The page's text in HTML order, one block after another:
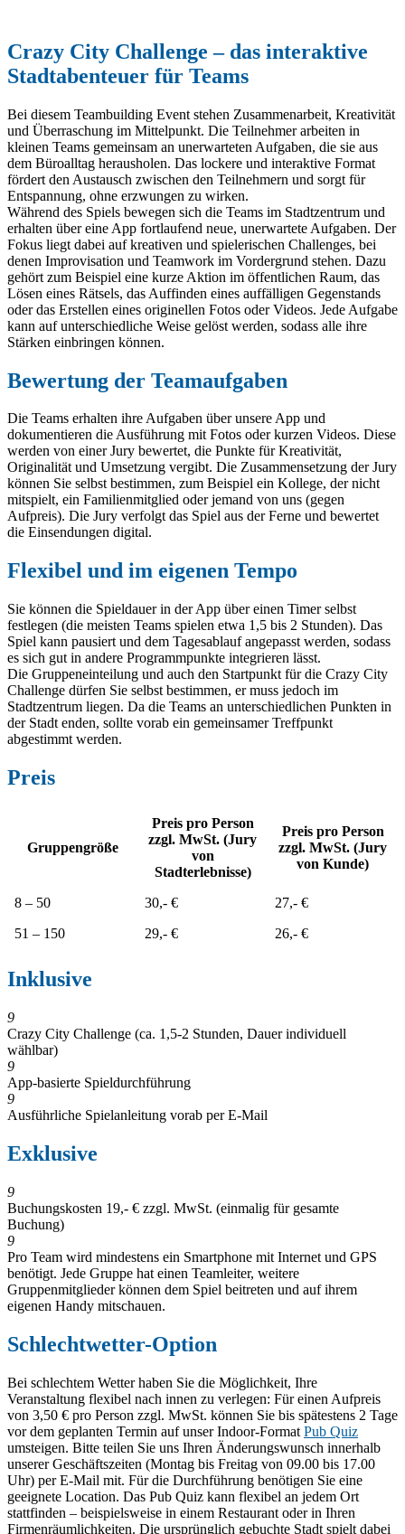
Crazy City Challenge – das interaktive
Stadtabenteuer für Teams
Bei diesem Teambuilding Event stehen Zusammenarbeit, Kreativität
und Überraschung im Mittelpunkt. Die Teilnehmer arbeiten in
kleinen Teams gemeinsam an unerwarteten Aufgaben, die sie aus
dem Büroalltag herausholen. Das lockere und interaktive Format
fördert den Austausch zwischen den Teilnehmern und sorgt für
Entspannung, ohne erzwungen zu wirken.
Während des Spiels bewegen sich die Teams im Stadtzentrum und
erhalten über eine App fortlaufend neue, unerwartete Aufgaben. Der
Fokus liegt dabei auf kreativen und spielerischen Challenges, bei
denen Improvisation und Teamwork im Vordergrund stehen. Dazu
gehört zum Beispiel eine kurze Aktion im öffentlichen Raum, das
Lösen eines Rätsels, das Auffinden eines auffälligen Gegenstands
oder das Erstellen eines originellen Fotos oder Videos. Jede Aufgabe
kann auf unterschiedliche Weise gelöst werden, sodass alle ihre
Stärken einbringen können.
Bewertung der Teamaufgaben
Die Teams erhalten ihre Aufgaben über unsere App und
dokumentieren die Ausführung mit Fotos oder kurzen Videos. Diese
werden von einer Jury bewertet, die Punkte für Kreativität,
Originalität und Umsetzung vergibt. Die Zusammensetzung der Jury
können Sie selbst bestimmen, zum Beispiel ein Kollege, der nicht
mitspielt, ein Familienmitglied oder jemand von uns (gegen
Aufpreis). Die Jury verfolgt das Spiel aus der Ferne und bewertet
die Einsendungen digital.
Flexibel und im eigenen Tempo
Sie können die Spieldauer in der App über einen Timer selbst
festlegen (die meisten Teams spielen etwa 1,5 bis 2 Stunden). Das
Spiel kann pausiert und dem Tagesablauf angepasst werden, sodass
es sich gut in andere Programmpunkte integrieren lässt.
Die Gruppeneinteilung und auch den Startpunkt für die Crazy City
Challenge dürfen Sie selbst bestimmen, er muss jedoch im
Stadtzentrum liegen. Da die Teams an unterschiedlichen Punkten in
der Stadt enden, sollte vorab ein gemeinsamer Treffpunkt
abgestimmt werden.
Preis
Gruppengröße
Preis pro Person
zzgl. MwSt. (Jury
von
Stadterlebnisse)
Preis pro Person
zzgl. MwSt. (Jury
von Kunde)
8 – 50 30,- €
27,- €
51 – 150
29,- € 26,- €
Inklusive
9
Crazy City Challenge (ca. 1,5-2 Stunden, Dauer individuell
wählbar)
9
App-basierte Spieldurchführung
9
Ausführliche Spielanleitung vorab per E-Mail
Exklusive
9
Buchungskosten 19,- € zzgl. MwSt. (einmalig für gesamte
Buchung)
9
Pro Team wird mindestens ein Smartphone mit Internet und GPS
benötigt. Jede Gruppe hat einen Teamleiter, weitere
Gruppenmitglieder können dem Spiel beitreten und auf ihrem
eigenen Handy mitschauen.
Schlechtwetter-Option
Bei schlechtem Wetter haben Sie die Möglichkeit, Ihre
Veranstaltung flexibel nach innen zu verlegen: Für einen Aufpreis
von 3,50 € pro Person zzgl. MwSt. können Sie bis spätestens 2 Tage
vor dem geplanten Termin auf unser Indoor-Format Pub Quiz
umsteigen. Bitte teilen Sie uns Ihren Änderungswunsch innerhalb
unserer Geschäftszeiten (Montag bis Freitag von 09.00 bis 17.00
Uhr) per E-Mail mit. Für die Durchführung benötigen Sie eine
geeignete Location. Das Pub Quiz kann flexibel an jedem Ort
stattfinden – beispielsweise in einem Restaurant oder in Ihren
Firmenräumlichkeiten. Die ursprünglich gebuchte Stadt spielt dabei